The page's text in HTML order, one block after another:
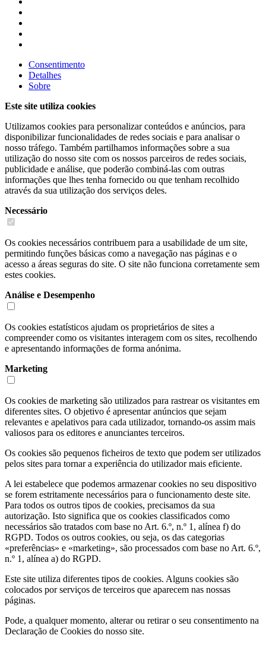
Consentimento
Detalhes
Sobre
Este site utiliza cookies
Utilizamos cookies para personalizar conteúdos e anúncios, para
disponibilizar funcionalidades de redes sociais e para analisar o
nosso tráfego. Também partilhamos informações sobre a sua
utilização do nosso site com os nossos parceiros de redes sociais,
publicidade e análise, que poderão combiná-las com outras
informações que lhes tenha fornecido ou que tenham recolhido
através da sua utilização dos serviços deles.
Necessário
Os cookies necessários contribuem para a usabilidade de um site,
permitindo funções básicas como a navegação nas páginas e o
acesso a áreas seguras do site. O site não funciona corretamente sem
estes cookies.
Análise e Desempenho
Os cookies estatísticos ajudam os proprietários de sites a
compreender como os visitantes interagem com os sites, recolhendo
e apresentando informações de forma anónima.
Marketing
Os cookies de marketing são utilizados para rastrear os visitantes em
diferentes sites. O objetivo é apresentar anúncios que sejam
relevantes e apelativos para cada utilizador, tornando-os assim mais
valiosos para os editores e anunciantes terceiros.
Os cookies são pequenos ficheiros de texto que podem ser utilizados
pelos sites para tornar a experiência do utilizador mais eficiente.
A lei estabelece que podemos armazenar cookies no seu dispositivo
se forem estritamente necessários para o funcionamento deste site.
Para todos os outros tipos de cookies, precisamos da sua
autorização. Isto significa que os cookies classificados como
necessários são tratados com base no Art. 6.º, n.º 1, alínea f) do
RGPD. Todos os outros cookies, ou seja, os das categorias
«preferências» e «marketing», são processados com base no Art. 6.º,
n.º 1, alínea a) do RGPD.
Este site utiliza diferentes tipos de cookies. Alguns cookies são
colocados por serviços de terceiros que aparecem nas nossas
páginas.
Pode, a qualquer momento, alterar ou retirar o seu consentimento na
Declaração de Cookies do nosso site.